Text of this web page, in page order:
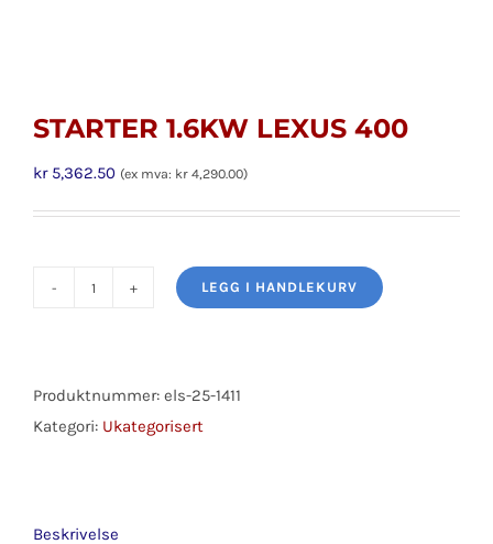
STARTER 1.6KW LEXUS 400
kr5,362.50 (ex mva: kr 4,290.00)
400
antall
LEGG I HANDLEKURV
Produktnummer: els-25-1411
Kategori: Ukategorisert
Beskrivelse